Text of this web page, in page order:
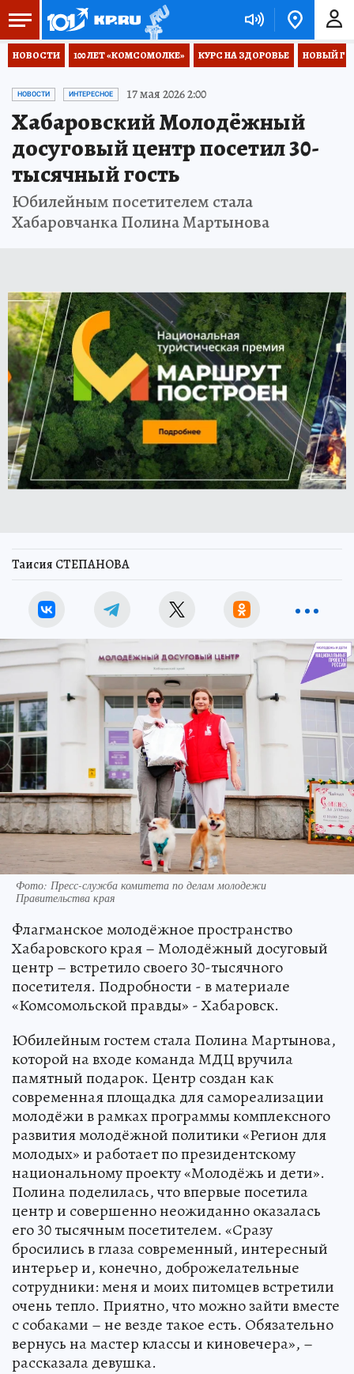
НОВОСТИ 100 ЛЕТ «КОМСОМОЛКЕ» КУРС НА ЗДОРОВЬЕ НОВЫЙ
НОВОСТИ ИНТЕРЕСНОЕ 17 мая 2026 2:00
Хабаровский Молодёжный
досуговый центр посетил 30-
тысячный гость
Юбилейным посетителем стала
Хабаровчанка Полина Мартынова
Таисия СТЕПАНОВА
Фото: Пресс-служба комитета по делам молодежи
Правительства края
Флагманское молодёжное пространство
Хабаровского края – Молодёжный досуговый
центр – встретило своего 30-тысячного
посетителя. Подробности - в материале
«Комсомольской правды» - Хабаровск.
Юбилейным гостем стала Полина Мартынова,
которой на входе команда МДЦ вручила
памятный подарок. Центр создан как
современная площадка для самореализации
молодёжи в рамках программы комплексного
развития молодёжной политики «Регион для
молодых» и работает по президентскому
национальному проекту «Молодёжь и дети».
Полина поделилась, что впервые посетила
центр и совершенно неожиданно оказалась
его 30 тысячным посетителем. «Сразу
бросились в глаза современный, интересный
интерьер и, конечно, доброжелательные
сотрудники: меня и моих питомцев встретили
очень тепло. Приятно, что можно зайти вместе
с собаками – не везде такое есть. Обязательно
вернусь на мастер классы и киновечера», –
рассказала девушка.